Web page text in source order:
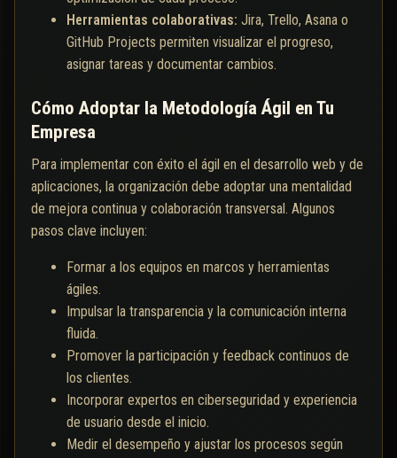
Herramientas colaborativas: Jira, Trello, Asana o
GitHub Projects permiten visualizar el progreso,
asignar tareas y documentar cambios.
Cómo Adoptar la Metodología Ágil en Tu
Empresa
Para implementar con éxito el ágil en el desarrollo web y de
aplicaciones, la organización debe adoptar una mentalidad
de mejora continua y colaboración transversal. Algunos
pasos clave incluyen:
Formar a los equipos en marcos y herramientas
ágiles.
Impulsar la transparencia y la comunicación interna
fluida.
Promover la participación y feedback continuos de
los clientes.
Incorporar expertos en ciberseguridad y experiencia
de usuario desde el inicio.
Medir el desempeño y ajustar los procesos según